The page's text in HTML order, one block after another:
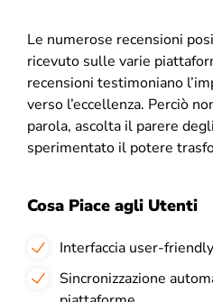
Le numerose recensioni
ricevuto sulle varie
recensioni testimoniano
verso l’eccellenza. Perciò
parola, ascolta il parere
sperimentato il potere
Cosa Piace agli Utenti
Interfaccia user-friendly
Sincronizzazione